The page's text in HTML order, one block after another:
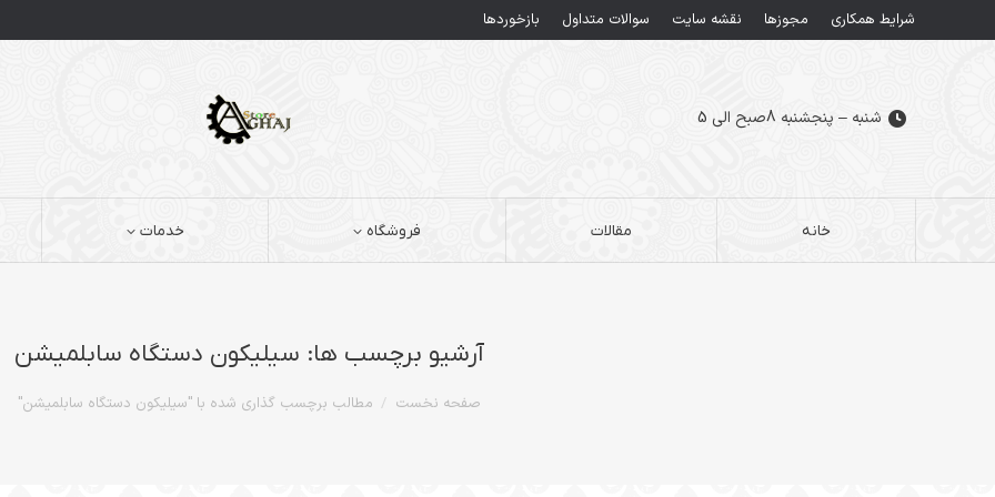
شرایط همکاری مجوزها نقشه سایت سوالات متداول بازخوردها
شنبه – پنجشنبه 8صبح الی 5
خانه مقالات فروشگاه خدمات
آرشیو برچسب ها: سیلیکون دستگاه سابلمیشن
مکان شما:
صفحه نخست مطالب برچسب گذاری شده با "سیلیکون دستگاه سابلمیشن"